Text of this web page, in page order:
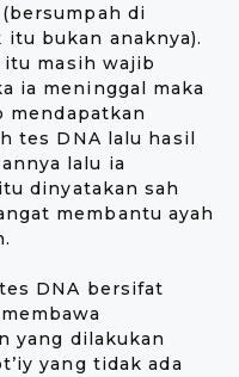
di
itu bukan anaknya).
itu masih wajib
ia meninggal maka
mendapatkan
tes DNA lalu hasil
lalu ia
dinyatakan sah
membantu ayah
DNA bersifat
yang dilakukan
yang tidak ada